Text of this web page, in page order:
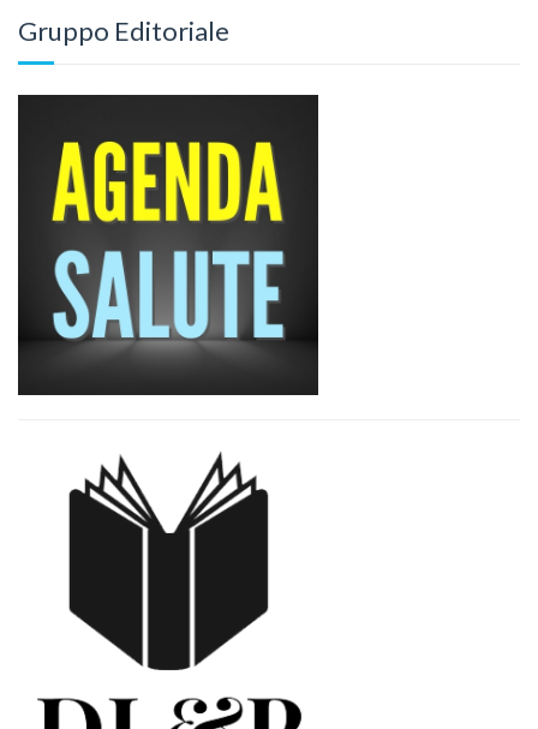
Gruppo Editoriale